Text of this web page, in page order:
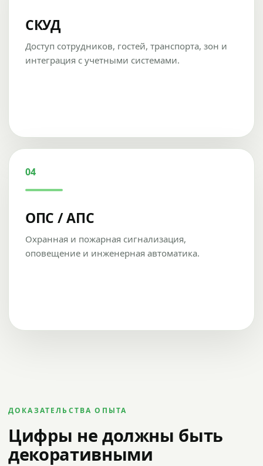
СКУД
Доступ сотрудников, гостей, транспорта, зон и
интеграция с учетными системами.
04
ОПС / АПС
Охранная и пожарная сигнализация,
оповещение и инженерная автоматика.
ДОКАЗАТЕЛЬСТВА ОПЫТА
Цифры не должны быть
декоративными